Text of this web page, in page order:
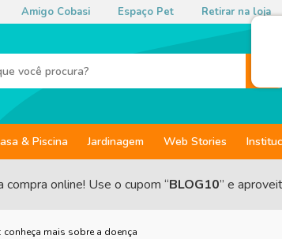
Amigo Cobasi Espaço Pet Retirar na loja
& Piscina Jardinagem Web Stories
compra online! Use o cupom “BLOG10” e
mais sobre a doença